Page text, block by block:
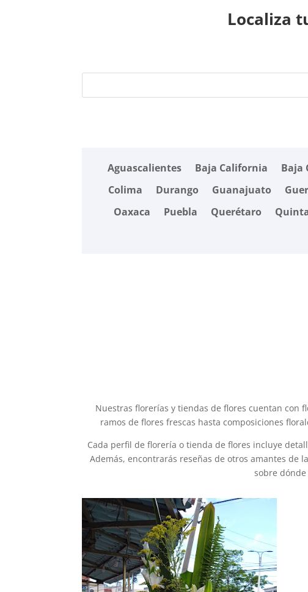
Localiza
Aguascalientes Baja California Baja
Colima
Durango Guanajuato
Oaxaca
Puebla Querétaro
Nuestras florerías y tiendas de flores cuentan con
ramos de flores frescas hasta composiciones
Cada perfil de florería o tienda de flores incluye
Además, encontrarás reseñas de otros amantes de
sobre